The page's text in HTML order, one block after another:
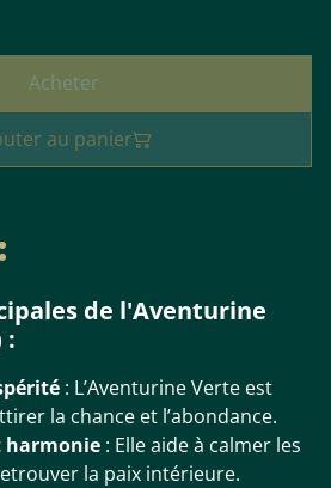
Acheter
au panier
de l'Aventurine
:
: L’Aventurine Verte est
la chance et l’abondance.
harmonie : Elle aide à calmer les
la paix intérieure.